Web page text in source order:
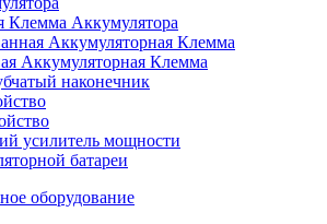
Клемма Аккумулятора
Аккумуляторная Клемма
Аккумуляторная Клемма
наконечник
усилитель мощности
батареи
оборудование